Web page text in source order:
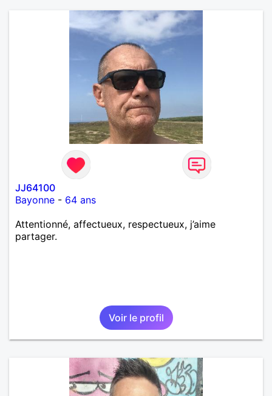
JJ64100
Bayonne - 64 ans
Attentionné, affectueux, respectueux, j’aime
partager.
Voir le profil